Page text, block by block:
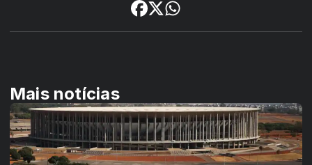
Mais notícias